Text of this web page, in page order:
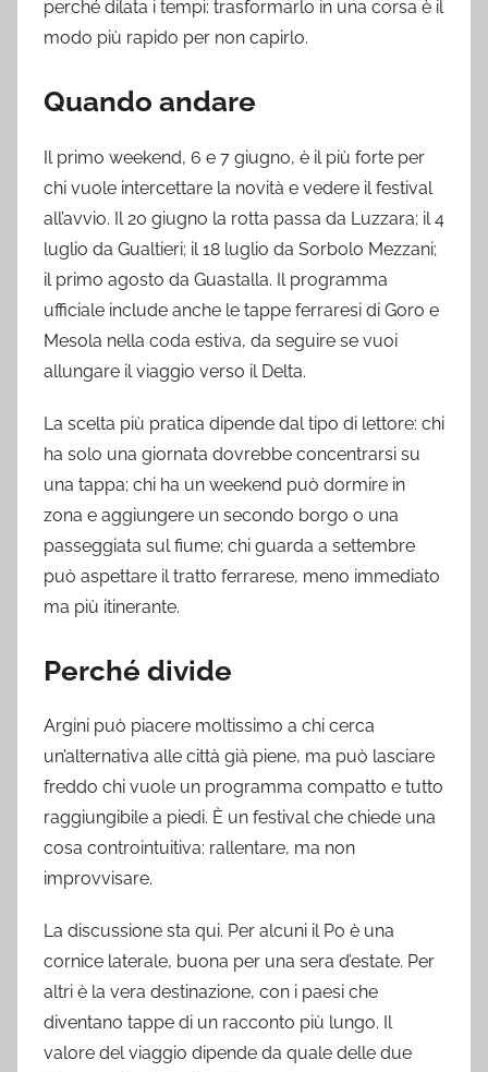
perché dilata i tempi: trasformarlo in una corsa è il
modo più rapido per non capirlo.
Quando andare
Il primo weekend, 6 e 7 giugno, è il più forte per
chi vuole intercettare la novità e vedere il festival
all’avvio. Il 20 giugno la rotta passa da Luzzara; il 4
luglio da Gualtieri; il 18 luglio da Sorbolo Mezzani;
il primo agosto da Guastalla. Il programma
ufficiale include anche le tappe ferraresi di Goro e
Mesola nella coda estiva, da seguire se vuoi
allungare il viaggio verso il Delta.
La scelta più pratica dipende dal tipo di lettore: chi
ha solo una giornata dovrebbe concentrarsi su
una tappa; chi ha un weekend può dormire in
zona e aggiungere un secondo borgo o una
passeggiata sul fiume; chi guarda a settembre
può aspettare il tratto ferrarese, meno immediato
ma più itinerante.
Perché divide
Argini può piacere moltissimo a chi cerca
un’alternativa alle città già piene, ma può lasciare
freddo chi vuole un programma compatto e tutto
raggiungibile a piedi. È un festival che chiede una
cosa controintuitiva: rallentare, ma non
improvvisare.
La discussione sta qui. Per alcuni il Po è una
cornice laterale, buona per una sera d’estate. Per
altri è la vera destinazione, con i paesi che
diventano tappe di un racconto più lungo. Il
valore del viaggio dipende da quale delle due